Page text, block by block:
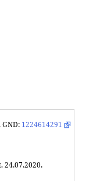
1224614291
24.07.2020.